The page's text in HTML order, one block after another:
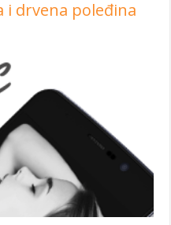
i drvena poleđina